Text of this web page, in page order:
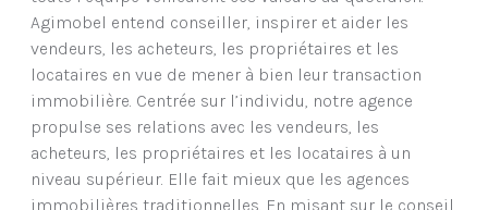
Agimobel entend conseiller, inspirer et aider les
vendeurs, les acheteurs, les propriétaires et les
locataires en vue de mener à bien leur transaction
immobilière. Centrée sur l’individu, notre agence
propulse ses relations avec les vendeurs, les
acheteurs, les propriétaires et les locataires à un
niveau supérieur. Elle fait mieux que les agences
immobilières traditionnelles. En misant sur le conseil